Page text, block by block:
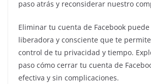
paso atrás y reconsiderar nuestro
Eliminar tu cuenta de Facebook
liberadora y consciente que te
control de tu privacidad y tiempo.
paso cómo cerrar tu cuenta de
efectiva y sin complicaciones.